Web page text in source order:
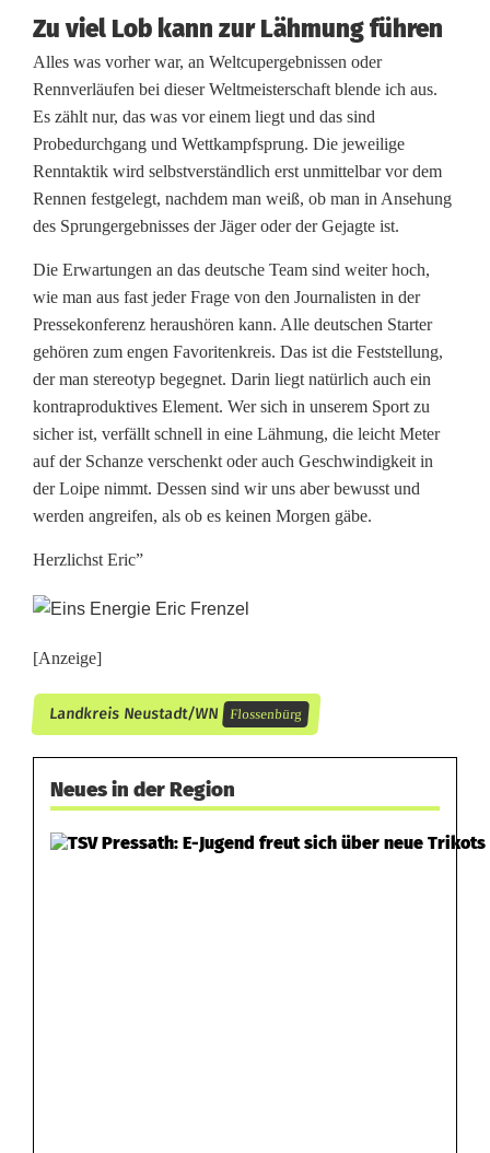
Zu viel Lob kann zur Lähmung führen
Alles was vorher war, an Weltcupergebnissen oder
Rennverläufen bei dieser Weltmeisterschaft blende ich aus.
Es zählt nur, das was vor einem liegt und das sind
Probedurchgang und Wettkampfsprung. Die jeweilige
Renntaktik wird selbstverständlich erst unmittelbar vor dem
Rennen festgelegt, nachdem man weiß, ob man in Ansehung
des Sprungergebnisses der Jäger oder der Gejagte ist.
Die Erwartungen an das deutsche Team sind weiter hoch,
wie man aus fast jeder Frage von den Journalisten in der
Pressekonferenz heraushören kann. Alle deutschen Starter
gehören zum engen Favoritenkreis. Das ist die Feststellung,
der man stereotyp begegnet. Darin liegt natürlich auch ein
kontraproduktives Element. Wer sich in unserem Sport zu
sicher ist, verfällt schnell in eine Lähmung, die leicht Meter
auf der Schanze verschenkt oder auch Geschwindigkeit in
der Loipe nimmt. Dessen sind wir uns aber bewusst und
werden angreifen, als ob es keinen Morgen gäbe.
Herzlichst Eric”
[Anzeige]
Landkreis Neustadt/WN Flossenbürg
Neues in der Region